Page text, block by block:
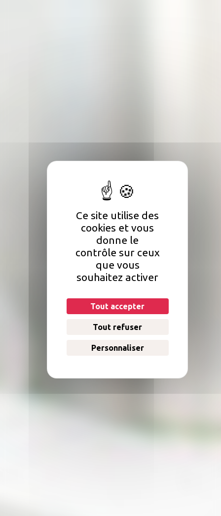
Ce site utilise des
cookies et vous
donne le
contrôle sur ceux
que vous
souhaitez activer
Tout accepter
Tout refuser
Personnaliser